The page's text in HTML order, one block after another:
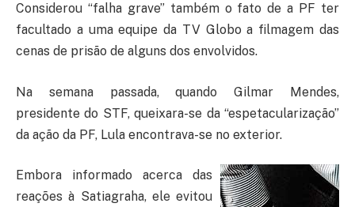
Considerou “falha grave” também o fato de a PF ter
facultado a uma equipe da TV Globo a filmagem das
cenas de prisão de alguns dos envolvidos.
Na semana passada, quando Gilmar Mendes,
presidente do STF, queixara-se da “espetacularização”
da ação da PF, Lula encontrava-se no exterior.
Embora informado acerca das
reações à Satiagraha, ele evitou